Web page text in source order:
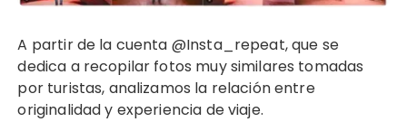
A partir de la cuenta @Insta_repeat, que se
dedica a recopilar fotos muy similares tomadas
por turistas, analizamos la relación entre
originalidad y experiencia de viaje.